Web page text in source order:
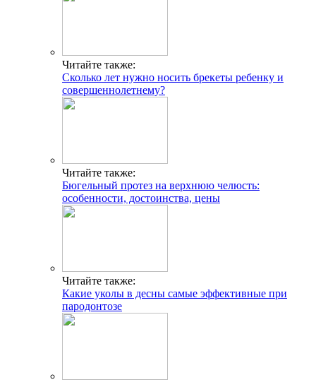
Читайте также:
Сколько лет нужно носить брекеты ребенку и
совершеннолетнему?
Читайте также:
Бюгельный протез на верхнюю челюсть:
особенности, достоинства, цены
Читайте также:
Какие уколы в десны самые эффективные при
пародонтозе